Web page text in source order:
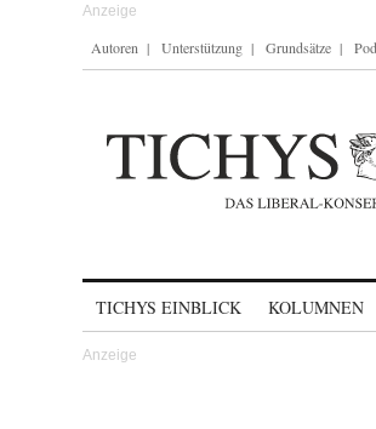
Autoren Unterstützung Grundsätze
TICHYS EINBLICK KOLUMNEN